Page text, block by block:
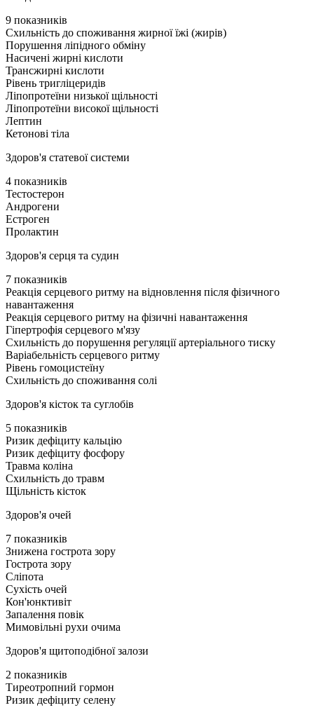
9 показників
Схильність до споживання жирної їжі (жирів)
Порушення ліпідного обміну
Насичені жирні кислоти
Трансжирні кислоти
Рівень тригліцеридів
Ліпопротеїни низької щільності
Ліпопротеїни високої щільності
Лептин
Кетонові тіла
Здоров'я статевої системи
4 показників
Тестостерон
Андрогени
Естроген
Пролактин
Здоров'я серця та судин
7 показників
Реакція серцевого ритму на відновлення після фізичного
навантаження
Реакція серцевого ритму на фізичні навантаження
Гіпертрофія серцевого м'язу
Схильність до порушення регуляції артеріального тиску
Варіабельність серцевого ритму
Рівень гомоцистеїну
Схильність до споживання солі
Здоров'я кісток та суглобів
5 показників
Ризик дефіциту кальцію
Ризик дефіциту фосфору
Травма коліна
Схильність до травм
Щільність кісток
Здоров'я очей
7 показників
Знижена гострота зору
Гострота зору
Сліпота
Сухість очей
Кон'юнктивіт
Запалення повік
Мимовільні рухи очима
Здоров'я щитоподібної залози
2 показників
Тиреотропний гормон
Ризик дефіциту селену